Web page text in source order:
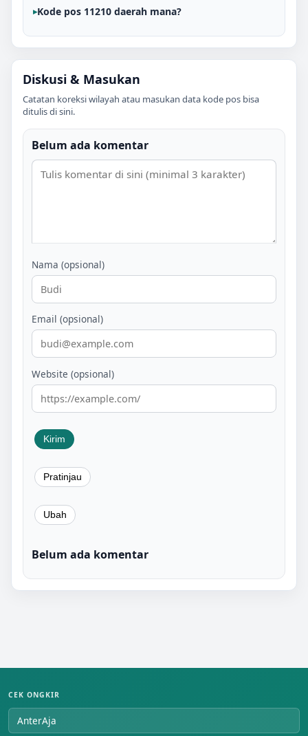
Kode pos 11210 daerah mana?
Diskusi & Masukan
Catatan koreksi wilayah atau masukan data kode pos bisa
ditulis di sini.
Belum ada komentar
Nama (opsional)
Email (opsional)
Website (opsional)
Belum ada komentar
CEK ONGKIR
AnterAja